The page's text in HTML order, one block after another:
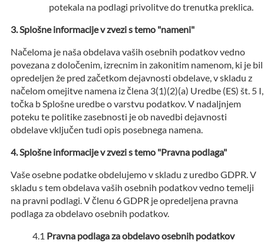
potekala na podlagi privolitve do trenutka preklica.
Splošne informacije v zvezi s temo "nameni"
Načeloma je naša obdelava vaših osebnih podatkov vedno
povezana z določenim, izrecnim in zakonitim namenom, ki je bil
opredeljen že pred začetkom dejavnosti obdelave, v skladu z
načelom omejitve namena iz člena 3(1)(2)(a) Uredbe (ES) št. 5 I,
točka b Splošne uredbe o varstvu podatkov. V nadaljnjem
poteku te politike zasebnosti je ob navedbi dejavnosti
obdelave vključen tudi opis posebnega namena.
Splošne informacije v zvezi s temo "Pravna podlaga"
Vaše osebne podatke obdelujemo v skladu z uredbo GDPR. V
skladu s tem obdelava vaših osebnih podatkov vedno temelji
na pravni podlagi. V členu 6 GDPR je opredeljena pravna
podlaga za obdelavo osebnih podatkov.
Pravna podlaga za obdelavo osebnih podatkov